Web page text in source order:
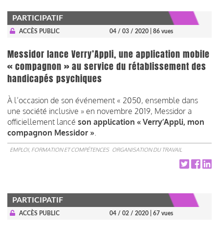
PARTICIPATIF
ACCÈS PUBLIC 04 / 03 / 2020 | 86 vues
Messidor lance Verry’Appli, une application mobile
« compagnon » au service du rétablissement des
handicapés psychiques
À l’occasion de son événement « 2050, ensemble dans
une société inclusive » en novembre 2019, Messidor a
officiellement lancé son application « Verry’Appli, mon
compagnon Messidor »
EMPLOI, FORMATION ET COMPÉTENCES ORGANISATION DU TRAVAIL
PARTICIPATIF
ACCÈS PUBLIC 04 / 02 / 2020 | 67 vues